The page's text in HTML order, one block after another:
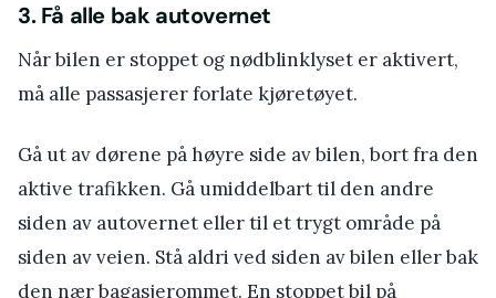
3. Få alle bak autovernet
Når bilen er stoppet og nødblinklyset er aktivert,
må alle passasjerer forlate kjøretøyet.
Gå ut av dørene på høyre side av bilen, bort fra den
aktive trafikken. Gå umiddelbart til den andre
siden av autovernet eller til et trygt område på
siden av veien. Stå aldri ved siden av bilen eller bak
den nær bagasjerommet. En stoppet bil på